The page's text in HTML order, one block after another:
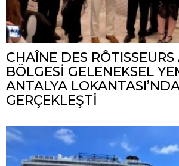
CHAÎNE DES
BÖLGESİ GELENEKSEL
ANTALYA
GERÇEKLEŞTİ